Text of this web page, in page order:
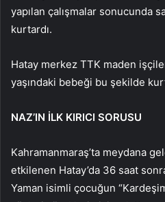
yapılan çalışmalar sonucunda
kurtardı.
Hatay merkez TTK maden
yaşındaki bebeği bu şekilde
NAZ’IN İLK KIRICI SORUSU
Kahramanmaraş’ta meydana
etkilenen Hatay’da 36 saat
Yaman isimli çocuğun